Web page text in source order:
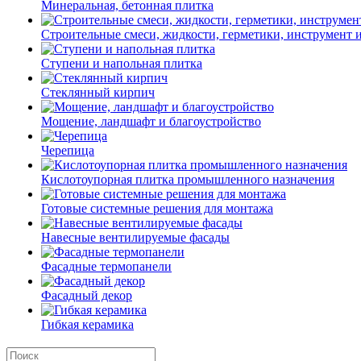
Минеральная, бетонная плитка
Строительные смеси, жидкости, герметики, инструмент
Ступени и напольная плитка
Cтеклянный кирпич
Мощение, ландшафт и благоустройство
Черепица
Кислотоупорная плитка промышленного назначения
Готовые системные решения для монтажа
Навесные вентилируемые фасады
Фасадные термопанели
Фасадный декор
Гибкая керамика